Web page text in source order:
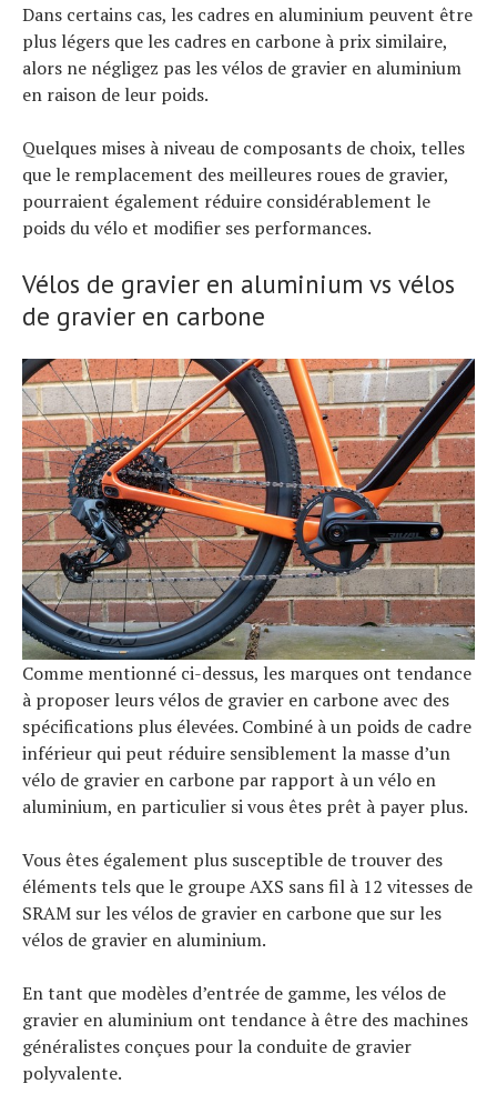
Dans certains cas, les cadres en aluminium peuvent être
plus légers que les cadres en carbone à prix similaire,
alors ne négligez pas les vélos de gravier en aluminium
en raison de leur poids.
Quelques mises à niveau de composants de choix, telles
que le remplacement des meilleures roues de gravier,
pourraient également réduire considérablement le
poids du vélo et modifier ses performances.
Vélos de gravier en aluminium vs vélos
de gravier en carbone
Comme mentionné ci-dessus, les marques ont tendance
à proposer leurs vélos de gravier en carbone avec des
spécifications plus élevées. Combiné à un poids de cadre
inférieur qui peut réduire sensiblement la masse d’un
vélo de gravier en carbone par rapport à un vélo en
aluminium, en particulier si vous êtes prêt à payer plus.
Vous êtes également plus susceptible de trouver des
éléments tels que le groupe AXS sans fil à 12 vitesses de
SRAM sur les vélos de gravier en carbone que sur les
vélos de gravier en aluminium.
En tant que modèles d’entrée de gamme, les vélos de
gravier en aluminium ont tendance à être des machines
généralistes conçues pour la conduite de gravier
polyvalente.